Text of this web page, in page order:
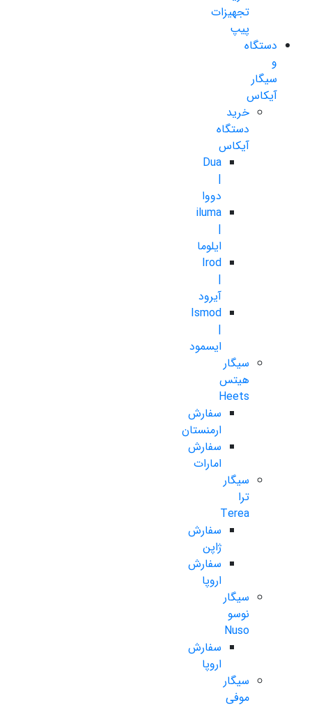
تجهیزات
پیپ
دستگاه
و
سیگار
آیکاس
خرید
دستگاه
آیکاس
Dua
|
دووا
iluma
|
ایلوما
Irod
|
آیرود
Ismod
|
ایسمود
سیگار
هیتس
Heets
سفارش
ارمنستان
سفارش
امارات
سیگار
ترا
Terea
سفارش
ژاپن
سفارش
اروپا
سیگار
نوسو
Nuso
سفارش
اروپا
سیگار
موفی